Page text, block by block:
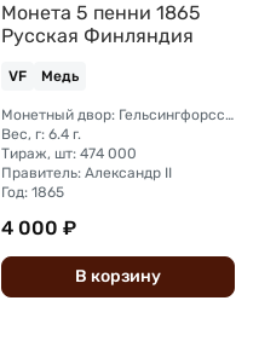
Монета 5 пенни 1865
Русская Финляндия
VF Медь
Монетный двор: Гельсингфорсский монетный двор (Финляндия)
Вес, г: 6.4 г.
Тираж, шт: 474 000
Правитель: Александр II
Год: 1865
4 000 ₽
В корзину